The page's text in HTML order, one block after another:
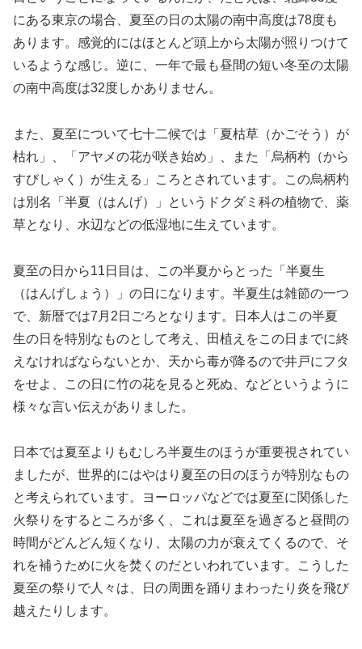
にある東京の場合、夏至の日の太陽の南中高度は78度も
あります。感覚的にはほとんど頭上から太陽が照りつけて
いるような感じ。逆に、一年で最も昼間の短い冬至の太陽
の南中高度は32度しかありません。
また、夏至について七十二候では「夏枯草（かごそう）が
枯れ」、「アヤメの花が咲き始め」、また「烏柄杓（から
すびしゃく）が生える」ころとされています。この烏柄杓
は別名「半夏（はんげ）」というドクダミ科の植物で、薬
草となり、水辺などの低湿地に生えています。
夏至の日から11日目は、この半夏からとった「半夏生
（はんげしょう）」の日になります。半夏生は雑節の一つ
で、新暦では7月2日ごろとなります。日本人はこの半夏
生の日を特別なものとして考え、田植えをこの日までに終
えなければならないとか、天から毒が降るので井戸にフタ
をせよ、この日に竹の花を見ると死ぬ、などというように
様々な言い伝えがありました。
日本では夏至よりもむしろ半夏生のほうが重要視されてい
ましたが、世界的にはやはり夏至の日のほうが特別なもの
と考えられています。ヨーロッパなどでは夏至に関係した
火祭りをするところが多く、これは夏至を過ぎると昼間の
時間がどんどん短くなり、太陽の力が衰えてくるので、そ
れを補うために火を焚くのだといわれています。こうした
夏至の祭りで人々は、日の周囲を踊りまわったり炎を飛び
越えたりします。